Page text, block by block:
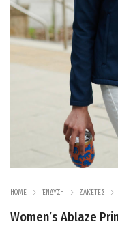
HOME ΈΝΔΥΣΗ ΖΑΚΈΤΕΣ
Women’s Ablaze